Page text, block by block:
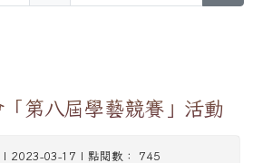
第八屆學藝競賽」活動
| 2023-03-17 | 點閱數： 745